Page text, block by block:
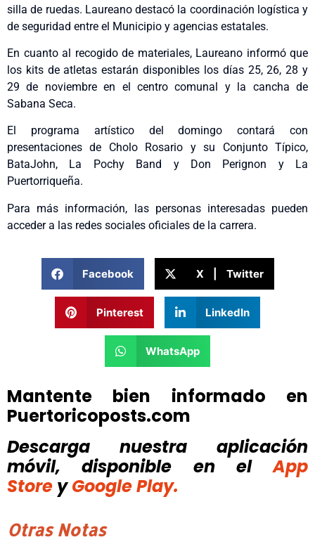
silla de ruedas. Laureano destacó la coordinación logística y
de seguridad entre el Municipio y agencias estatales.
En cuanto al recogido de materiales, Laureano informó que
los kits de atletas estarán disponibles los días 25, 26, 28 y
29 de noviembre en el centro comunal y la cancha de
Sabana Seca.
El programa artístico del domingo contará con
presentaciones de Cholo Rosario y su Conjunto Típico,
BataJohn, La Pochy Band y Don Perignon y La
Puertorriqueña.
Para más información, las personas interesadas pueden
acceder a las redes sociales oficiales de la carrera.
Facebook X | Twitter
Pinterest LinkedIn
WhatsApp
Mantente bien informado en
Puertoricoposts.com
Descarga nuestra aplicación
móvil, disponible
en el
App
Store y Google Play.
Otras Notas